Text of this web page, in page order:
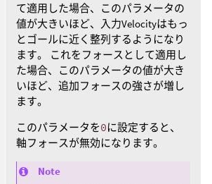
て適用した場合、このパラメータの
値が大きいほど、入力Velocityはもっ
とゴールに近く整列するようになり
ます。 これをフォースとして適用し
た場合、このパラメータの値が大き
いほど、追加フォースの強さが増し
ます。
このパラメータを0に設定すると、
軸フォースが無効になります。
Note